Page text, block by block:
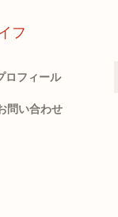
フ
ロフィール
問い合わせ